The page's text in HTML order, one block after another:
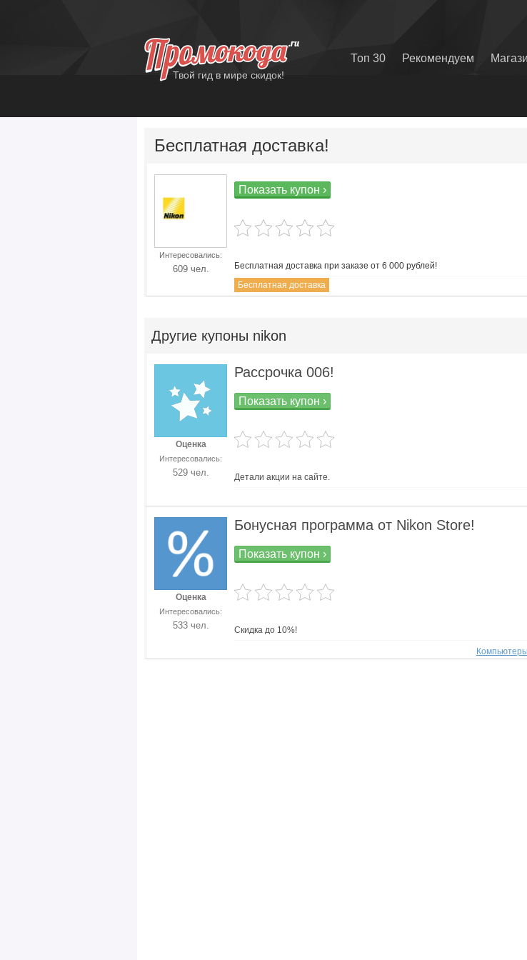
Твой гид в мире скидок!
Топ 30 Рекомендуем
Бесплатная доставка!
Все Купоны Nikon
Интересовались:
609 чел.
Показать купон ›
Бесплатная доставка при заказе от 6 000 рублей!
Бесплатная доставка
Другие купоны nikon
Оценка
Интересовались:
529 чел.
Рассрочка 006!
Показать купон ›
Детали акции на сайте.
Оценка
Интересовались:
533 чел.
Бонусная программа от Nikon Store!
Показать купон ›
Скидка до 10%!